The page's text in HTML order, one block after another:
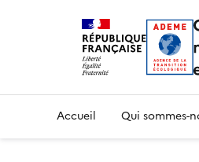
Accueil — Que
Accueil Qui sommes-